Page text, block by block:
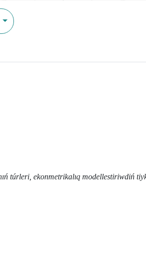
túrleri, ekonmetrikalıq modellestiriwdiń